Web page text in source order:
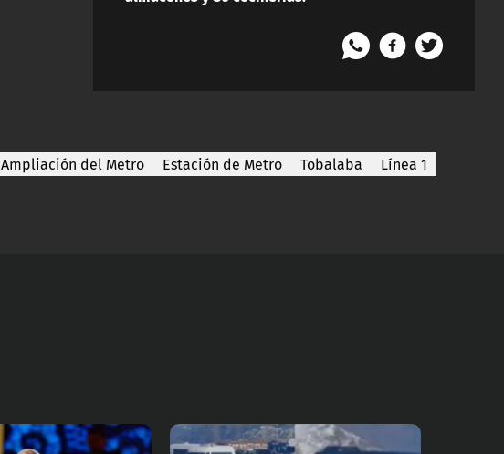
Ampliación del Metro Estación de Metro Tobalaba
Línea 1